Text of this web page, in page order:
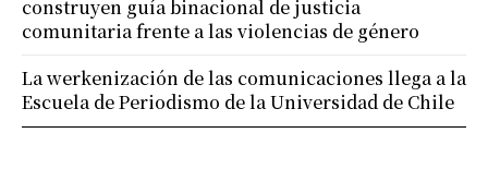
construyen guía binacional de justicia
comunitaria frente a las violencias de género
La werkenización de las comunicaciones llega a la
Escuela de Periodismo de la Universidad de Chile